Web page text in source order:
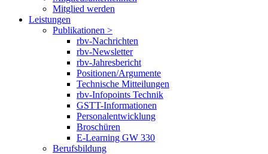
Mitglied werden
Leistungen
Publikationen >
rbv-Nachrichten
rbv-Newsletter
rbv-Jahresbericht
Positionen/Argumente
Technische Mitteilungen
rbv-Infopoints Technik
GSTT-Informationen
Personalentwicklung
Broschüren
E-Learning GW 330
Berufsbildung